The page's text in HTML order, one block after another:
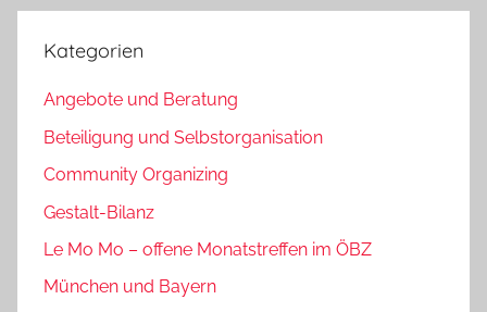
Kategorien
Angebote und Beratung
Beteiligung und Selbstorganisation
Community Organizing
Gestalt-Bilanz
Le Mo Mo – offene Monatstreffen im ÖBZ
München und Bayern